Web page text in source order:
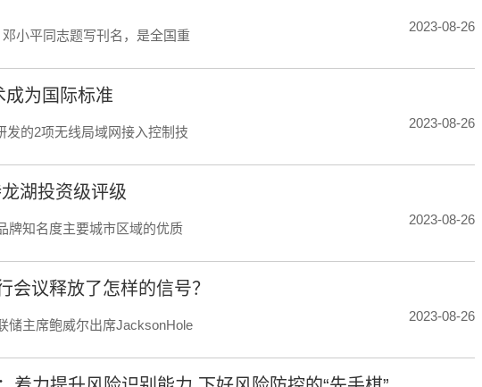
小平同志题写刊名，是全国重
2023-08-26
成为国际标准
发的2项无线局域网接入控制技
2023-08-26
湖投资级评级
牌知名度主要城市区域的优质
2023-08-26
会议释放了怎样的信号？
储主席鲍威尔出席JacksonHole
2023-08-26